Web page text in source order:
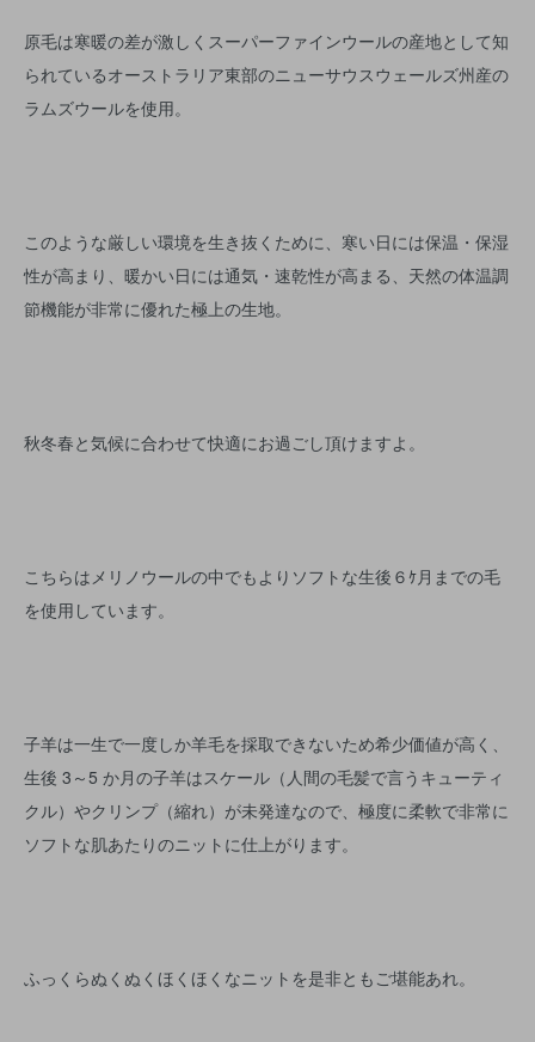
原毛は寒暖の差が激しくスーパーファインウールの産地として知
られているオーストラリア東部のニューサウスウェールズ州産の
ラムズウールを使用。
このような厳しい環境を生き抜くために、寒い日には保温・保湿
性が高まり、暖かい日には通気・速乾性が高まる、天然の体温調
節機能が非常に優れた極上の生地。
秋冬春と気候に合わせて快適にお過ごし頂けますよ。
こちらはメリノウールの中でもよりソフトな生後６ｹ月までの毛
を使用しています。
子羊は一生で一度しか羊毛を採取できないため希少価値が高く、
生後 3～5 か月の子羊はスケール（人間の毛髪で言うキューティ
クル）やクリンプ（縮れ）が未発達なので、極度に柔軟で非常に
ソフトな肌あたりのニットに仕上がります。
ふっくらぬくぬくほくほくなニットを是非ともご堪能あれ。